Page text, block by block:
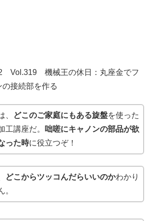
Vol.319 機械王の休日：丸座金でフ
の接続部を作る
、 どこのご家庭にもある旋盤を使った
工講座だ。
咄嗟にキャノンの部品が欲
った時に役立つぞ！
どこからツッコんだらいいのかわかり
。